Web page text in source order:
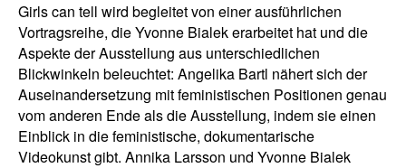
Girls can tell wird begleitet von einer ausführlichen
Vortragsreihe, die Yvonne Bialek erarbeitet hat und die
Aspekte der Ausstellung aus unterschiedlichen
Blickwinkeln beleuchtet: Angelika Bartl nähert sich der
Auseinandersetzung mit feministischen Positionen genau
vom anderen Ende als die Ausstellung, indem sie einen
Einblick in die feministische, dokumentarische
Videokunst gibt. Annika Larsson und Yvonne Bialek